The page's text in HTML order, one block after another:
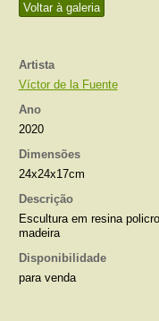
Voltar à galeria
Artista
Víctor de la Fuente
Ano
2020
Dimensões
24x24x17cm
Descrição
Escultura em resina
madeira
Disponibilidade
para venda